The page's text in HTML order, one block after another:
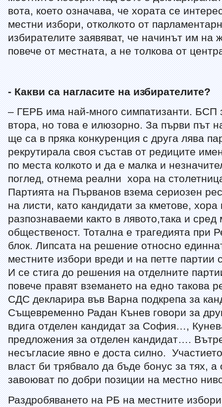
вота, което означава, че хората се
местни избори, отколкото от
избирателите заявяват, че начинът им на
повече от местната, а не толкова от
- Какви са нагласите на избирателите?
– ГЕРБ има най-много симпатизанти. БСП
втора, но това е илюзорно. За първи път
ще са в пряка конкуренция с друга лява
рекрутирала своя състав от редиците
по места колкото и да е малка и
поглед, отнема реални хора на
Партията на Първанов взема сериозен
на листи, като кандидати за кметове, хора
разпознаваеми както в лявото,така и сред
общественост. Тотална е трагедията при
блок. Липсата на решение относно
местните избори вреди и на петте партии
И се стига до решения на отделните
повече правят вземането на едно такова
СДС декларира във Варна подкрепа за
Същевременно Радан Кънев говори за
вдига отделен кандидат за София…,
предложения за отделен кандидат….
несъгласие явно е доста силно.
власт би трябвало да бъде бонус за тях, а
завоюват по добри позиции на местно
Раздробяването на РБ на местните